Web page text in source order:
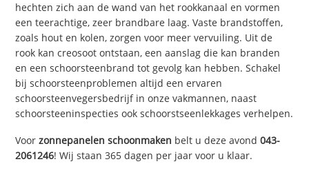
hechten zich aan de wand van het rookkanaal en vormen
een teerachtige, zeer brandbare laag. Vaste brandstoffen,
zoals hout en kolen, zorgen voor meer vervuiling. Uit de
rook kan creosoot ontstaan, een aanslag die kan branden
en een schoorsteenbrand tot gevolg kan hebben. Schakel
bij schoorsteenproblemen altijd een ervaren
schoorsteenvegersbedrijf in onze vakmannen, naast
schoorsteeninspecties ook schoorstseenlekkages verhelpen.
Voorzonnepanelen schoonmaken belt u deze avond043-
2061246! Wij staan 365 dagen per jaar voor u klaar.